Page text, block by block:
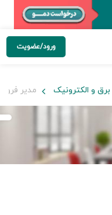
ورود/عضویت
و الکترونیک مدیر